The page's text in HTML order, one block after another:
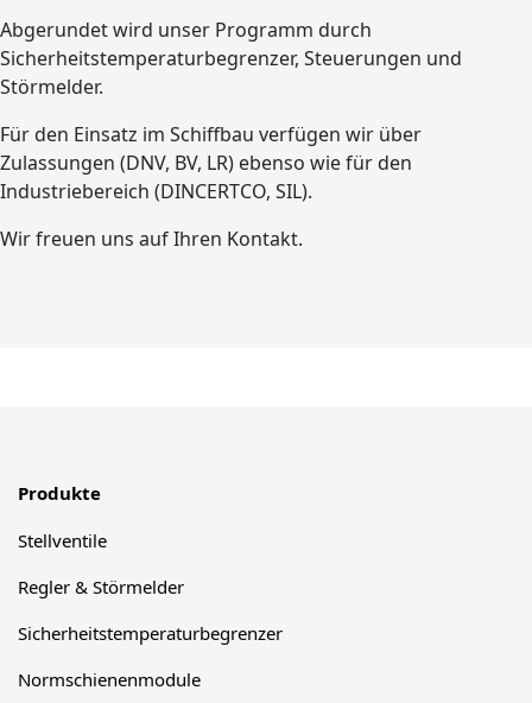
Abgerundet wird unser Programm durch
Sicherheitstemperaturbegrenzer, Steuerungen und
Störmelder.
Für den Einsatz im Schiffbau verfügen wir über
Zulassungen (DNV, BV, LR) ebenso wie für den
Industriebereich (DINCERTCO, SIL).
Wir freuen uns auf Ihren Kontakt.
Produkte
Stellventile
Regler & Störmelder
Sicherheitstemperaturbegrenzer
Normschienenmodule